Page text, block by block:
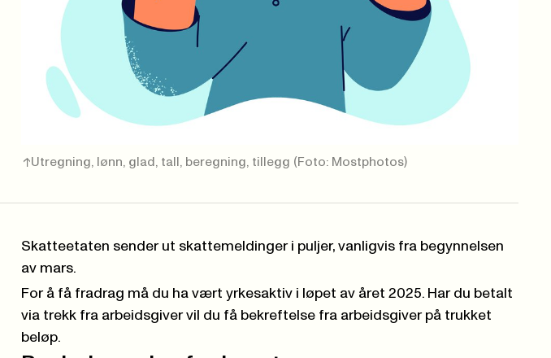
Utregning, lønn, glad, tall, beregning, tillegg (Foto: Mostphotos)
Skatteetaten sender ut skattemeldinger i puljer, vanligvis fra begynnelsen
av mars.
For å få fradrag må du ha vært yrkesaktiv i løpet av året 2025. Har du betalt
via trekk fra arbeidsgiver vil du få bekreftelse fra arbeidsgiver på trukket
beløp.